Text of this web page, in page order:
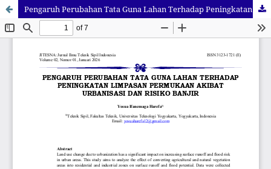
Pengaruh Perubahan Tata Guna Lahan Terhadap Peningkatan Limpasan Permukaan Akibat Urbanisasi Dan Risiko Banjir